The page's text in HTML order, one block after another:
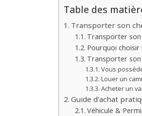
Table des
Transporter son
Transporter son
Pourquoi choisir
Transporter
Vous
Louer un
Acheter un
Guide d’achat
Véhicule &